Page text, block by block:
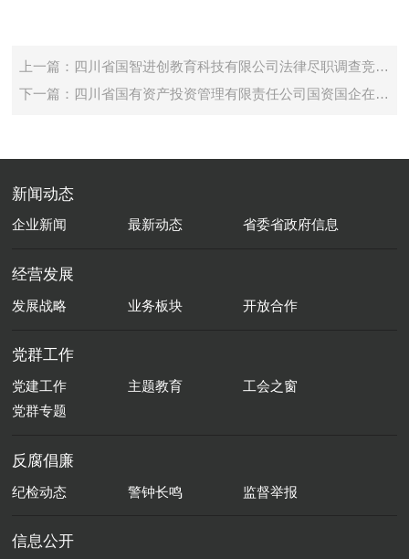
上一篇：四川省国智进创教育科技有限公司法律尽职调查竞争性谈判公告
下一篇：四川省国有资产投资管理有限责任公司国资国企在线监管平台二期建设项目中标公示
新闻动态
企业新闻 最新动态 省委省政府信息
经营发展
发展战略 业务板块 开放合作
党群工作
党建工作 主题教育
工会之窗
党群专题
反腐倡廉
纪检动态 警钟长鸣 监督举报
信息公开